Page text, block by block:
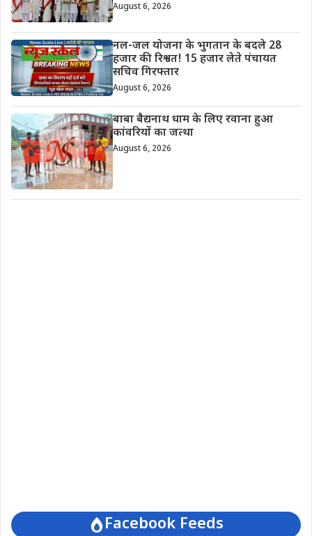
August 6, 2026
नल-जल योजना के भुगतान के बदले 28
हजार की रिश्वत! 15 हजार लेते पंचायत
सचिव गिरफ्तार
August 6, 2026
बाबा बैद्यनाथ धाम के लिए रवाना हुआ
कांवरियों का जत्था
August 6, 2026
Facebook Feeds